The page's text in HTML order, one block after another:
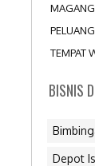
TEMPAT
BISNIS
Depot